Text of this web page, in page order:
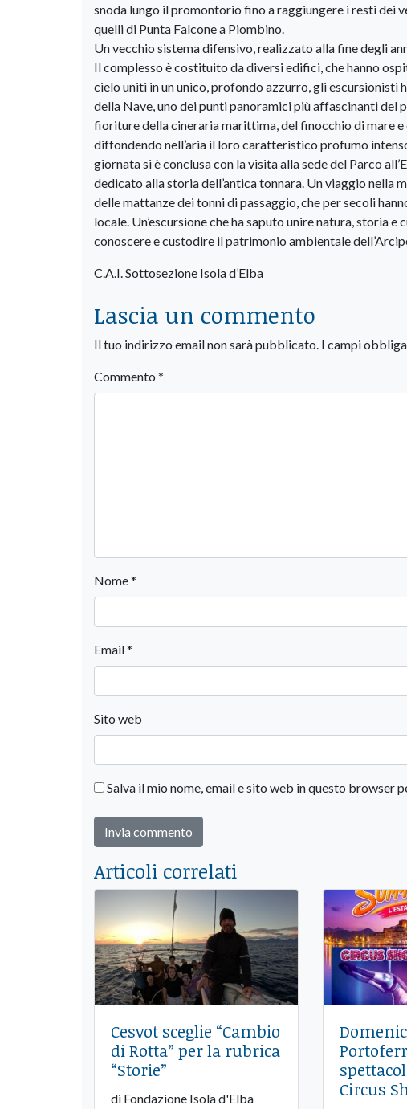
snoda lungo il promontorio fino a raggiungere i resti dei
quelli di Punta Falcone a Piombino.
Un vecchio sistema difensivo, realizzato alla fine degli
Il complesso è costituito da diversi edifici, che hanno
cielo uniti in un unico, profondo azzurro, gli escursionisti
della Nave, uno dei punti panoramici più affascinanti
fioriture della cineraria marittima, del finocchio di mare
diffondendo nell’aria il loro caratteristico profumo
giornata si è conclusa con la visita alla sede del Parco
dedicato alla storia dell’antica tonnara. Un viaggio nella
delle mattanze dei tonni di passaggio, che per secoli
locale. Un’escursione che ha saputo unire natura,
conoscere e custodire il patrimonio ambientale
C.A.I. Sottosezione Isola d’Elba
Lascia un commento
Il tuo indirizzo email non sarà pubblicato. I campi
Commento *
Nome*
Email*
Sito web
Salva il mio nome, email e sito web in questo browser
Articoli correlati
Cesvot sceglie “Cambio
di Rotta” per la rubrica
“Storie”
di Fondazione Isola d'Elba
Circus